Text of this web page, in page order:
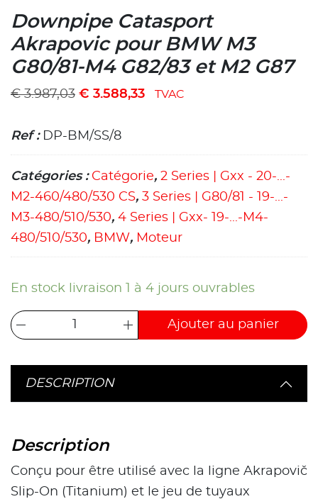
Downpipe Catasport
Akrapovic pour BMW M3
G80/81-M4 G82/83 et M2 G87
€3.987,03 € 3.588,33 TVAC
Ref : DP-BM/SS/8
Catégories : Catégorie, 2 Series | Gxx - 20-...-
M2-460/480/530 CS, 3 Series | G80/81 - 19-...-
M3-480/510/530, 4 Series | Gxx- 19-...-M4-
480/510/530, BMW, Moteur
En stock livraison 1 à 4 jours ouvrables
Ajouter au panier
DESCRIPTION
Description
Conçu pour être utilisé avec la ligne Akrapovič
Slip-On (Titanium) et le jeu de tuyaux